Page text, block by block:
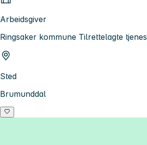
Arbeidsgiver
Ringsaker kommune Tilrettelagte
Sted
Brumunddal